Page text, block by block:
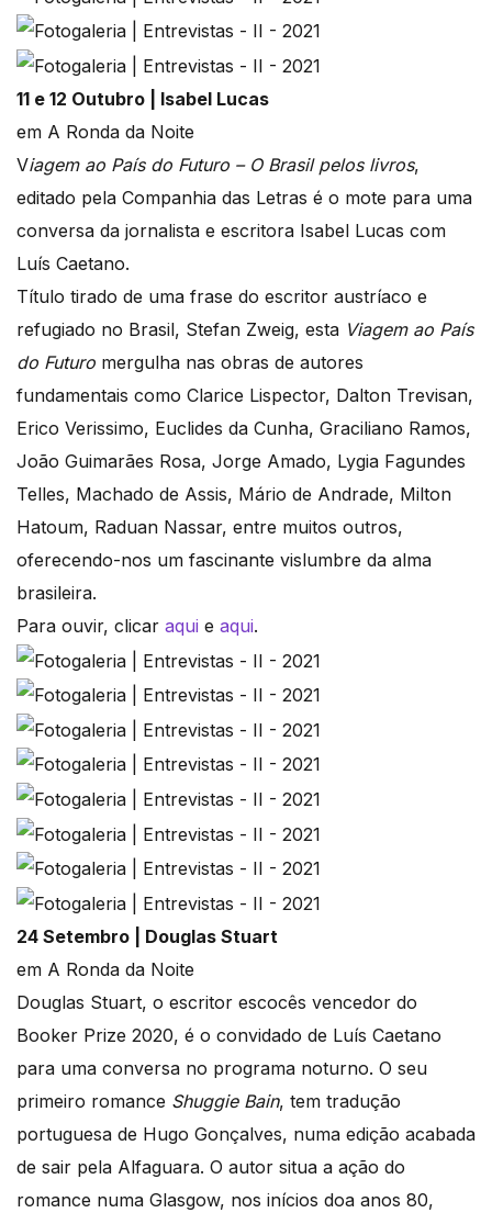
11 e 12 Outubro | Isabel Lucas
em A Ronda da Noite
Viagem ao País do Futuro – O Brasil pelos livros,
editado pela Companhia das Letras é o mote para uma
conversa da jornalista e escritora Isabel Lucas com
Luís Caetano.
Título tirado de uma frase do escritor austríaco e
refugiado no Brasil, Stefan Zweig, esta Viagem ao País
do Futuro mergulha nas obras de autores
fundamentais como Clarice Lispector, Dalton Trevisan,
Erico Verissimo, Euclides da Cunha, Graciliano Ramos,
João Guimarães Rosa, Jorge Amado, Lygia Fagundes
Telles, Machado de Assis, Mário de Andrade, Milton
Hatoum, Raduan Nassar, entre muitos outros,
oferecendo-nos um fascinante vislumbre da alma
brasileira.
Para ouvir, clicar aqui e aqui.
24 Setembro | Douglas Stuart
em A Ronda da Noite
Douglas Stuart, o escritor escocês vencedor do
Booker Prize 2020, é o convidado de Luís Caetano
para uma conversa no programa noturno. O seu
primeiro romance Shuggie Bain, tem tradução
portuguesa de Hugo Gonçalves, numa edição acabada
de sair pela Alfaguara. O autor situa a ação do
romance numa Glasgow, nos inícios doa anos 80,